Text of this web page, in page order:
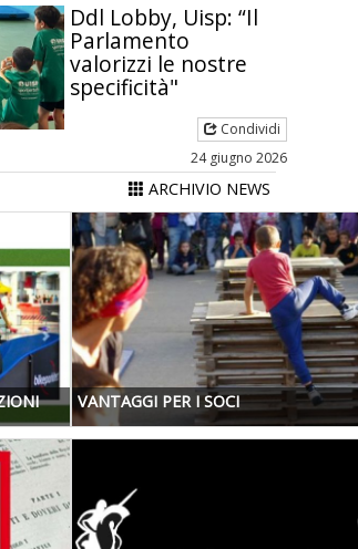
Ddl Lobby, Uisp: “Il
Parlamento
valorizzi le nostre
specificità"
Condividi
24 giugno 2026
ARCHIVIO NEWS
VANTAGGI PER I SOCI